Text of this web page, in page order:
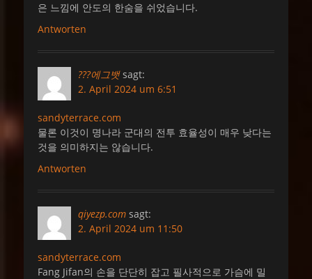
은 느낌에 안도의 한숨을 쉬었습니다.
Antworten
???에그뱃 sagt:
2. April 2024 um 6:51
sandyterrace.com
물론 이것이 명나라 군대의 전투 효율성이 매우 낮다는
것을 의미하지는 않습니다.
Antworten
qiyezp.com sagt:
2. April 2024 um 11:50
sandyterrace.com
Fang Jifan의 손을 단단히 잡고 필사적으로 가슴에 밀